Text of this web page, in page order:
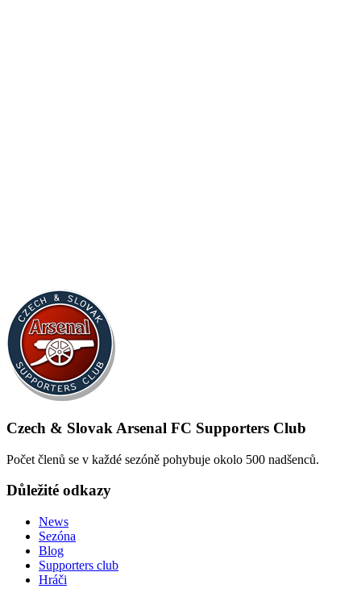
Czech & Slovak Arsenal FC Supporters Club
Počet členů se v každé sezóně pohybuje okolo 500 nadšenců.
Důležité odkazy
News
Sezóna
Blog
Supporters club
Hráči